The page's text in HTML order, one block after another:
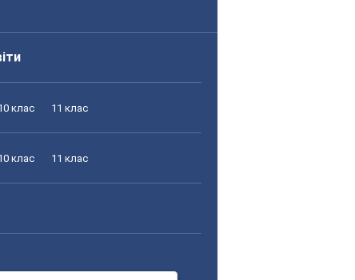
клас 11 клас
клас 11 клас